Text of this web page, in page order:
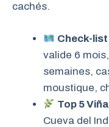
cachés.
Check-
valide 6
semaines,
moustique,
Top 5
Cueva del